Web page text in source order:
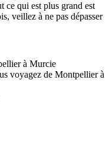
ce qui est plus grand est
veillez à ne pas dépasser
à Murcie
voyagez de Montpellier à